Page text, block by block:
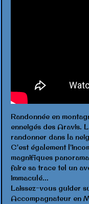
Randonnée en
enneigés des Aravis.
randonner dans la
C'est également
magnifiques
faire sa trace tel un
immaculé...
Laissez-vous guider
Accompagnateur en